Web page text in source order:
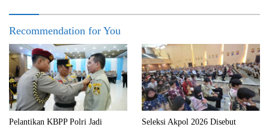
Recommendation for You
Pelantikan KBPP Polri Jadi
Seleksi Akpol 2026 Disebut